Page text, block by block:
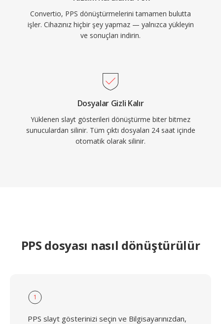
Convertio, PPS dönüştürmelerini tamamen bulutta
işler. Cihazınız hiçbir şey yapmaz — yalnızca yükleyin
ve sonuçları indirin.
Dosyalar Gizli Kalır
Yüklenen slayt gösterileri dönüştürme biter bitmez
sunuculardan silinir. Tüm çıktı dosyaları 24 saat içinde
otomatik olarak silinir.
PPS dosyası nasıl dönüştürülür
1
PPS slayt gösterinizi seçin ve Bilgisayarınızdan,